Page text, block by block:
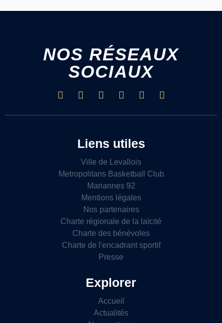
NOS RÉSEAUX
SOCIAUX
Liens utiles
Ville de Levallois
Metropolitans Basketball Club
Mariannes 92
Mentions légales
Nos partenaires
Charte régionale de la laïcité
Charte des bénévoles
Charte de l'encadrant sportif
Presse
Explorer
Accueil
Actualités